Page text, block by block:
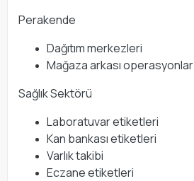
Perakende
Dağıtım merkezleri
Mağaza arkası operasyonlar
Sağlık Sektörü
Laboratuvar etiketleri
Kan bankası etiketleri
Varlık takibi
Eczane etiketleri